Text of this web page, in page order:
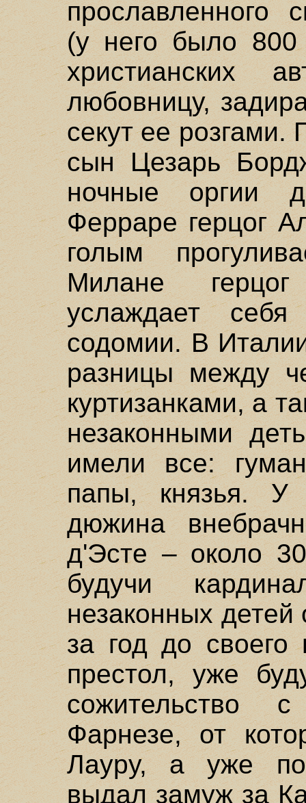
прославленного
(у него было 800
христианских
любовницу,
секут ее розгами.
сын Цезарь
ночные оргии
Ферраре герцог
голым
Милане
услаждает
содомии. В
разницы между
куртизанками, а
незаконными
имели все:
папы, князья.
дюжина
д'Эсте – около
будучи
незаконных
за год до своего
престол, уже
сожительство
Фарнезе, от
Лауру, а уже
выдал замуж за